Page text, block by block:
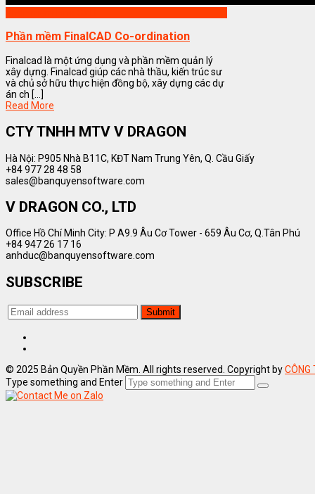
Phần mềm FinalCAD Co-ordination
Finalcad là một ứng dụng và phần mềm quản lý
xây dựng. Finalcad giúp các nhà thầu, kiến trúc sư
và chủ sở hữu thực hiện đồng bộ, xây dựng các dự
án ch [...]
Read More
CTY TNHH MTV V DRAGON
Hà Nội: P905 Nhà B11C, KĐT Nam Trung Yên, Q. Cầu Giấy
+84 977 28 48 58
sales@banquyensoftware.com
V DRAGON CO., LTD
Office Hồ Chí Minh City: P A9.9 Âu Cơ Tower - 659 Âu Cơ, Q.Tân Phú
+84 947 26 17 16
anhduc@banquyensoftware.com
SUBSCRIBE
© 2025 Bản Quyền Phần Mềm. All rights reserved. Copyright byCÔNG
Type something and Enter